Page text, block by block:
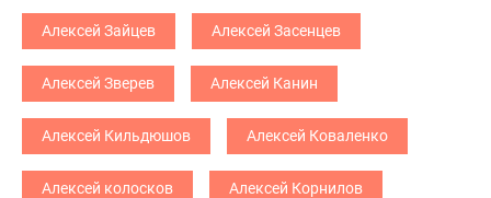
Алексей Зайцев Алексей Засенцев
Алексей Зверев Алексей Канин
Алексей Кильдюшов Алексей Коваленко
Алексей колосков Алексей Корнилов